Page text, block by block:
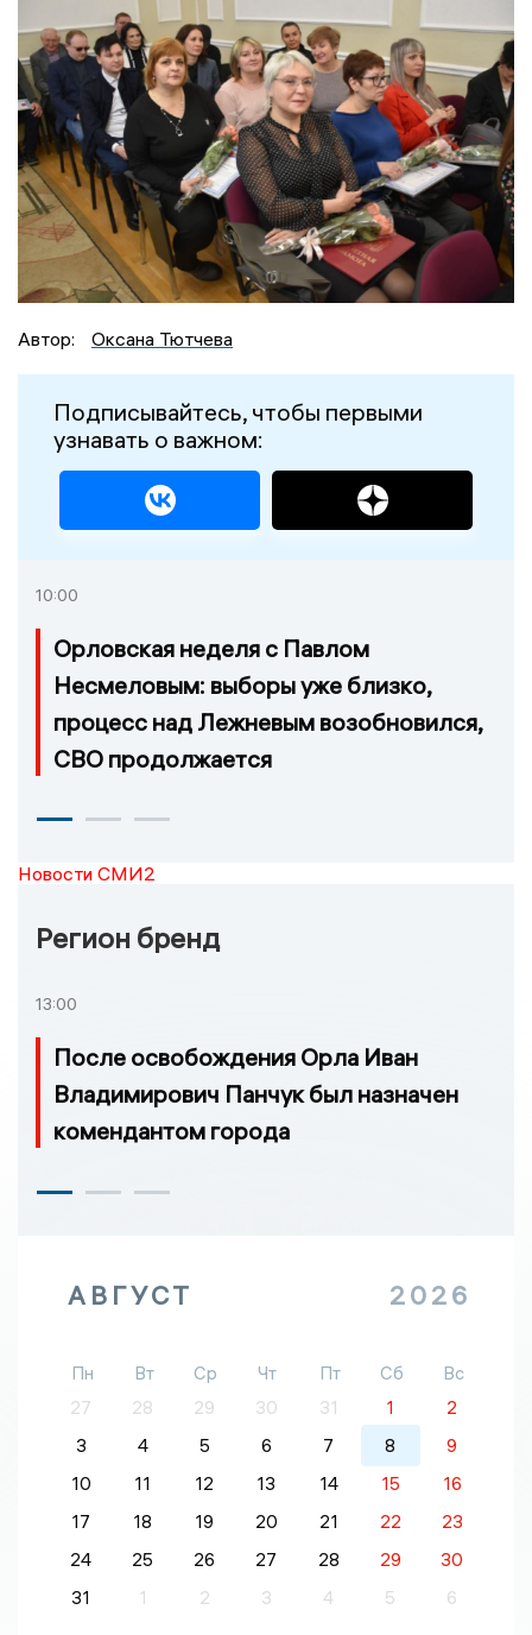
Автор: Оксана Тютчева
Подписывайтесь, чтобы первыми
узнавать о важном:
10:00
Орловская неделя с Павлом
Несмеловым: выборы уже близко,
процесс над Лежневым возобновился,
СВО продолжается
Новости СМИ2
Регион бренд
13:00
После освобождения Орла Иван
Владимирович Панчук был назначен
комендантом города
АВГУСТ 2026
Пн Вт Ср Чт Пт Сб
Вс
27
28 29 30 31 1
2
3
4 5 6 7 8
9
10
11 12 13 14 15
16
17
18 19 20 21 22
23
24
25 26 27 28 29
30
31
1 2 3 4 5 6